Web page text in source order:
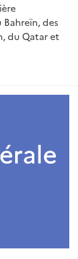
des
du Qatar et